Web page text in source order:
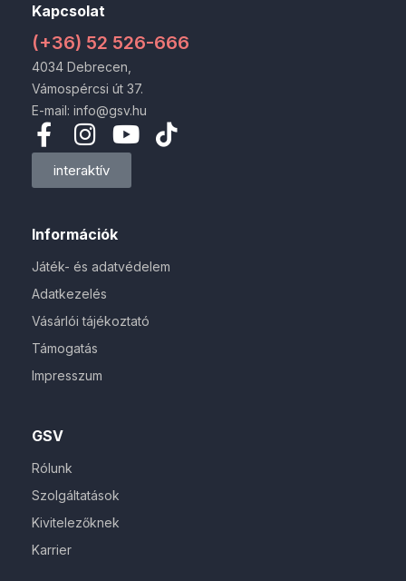
GSV
Rólunk
Szolgáltatások
Kivitelezőknek
Karrier
Információk
Játék- és adatvédelem
Adatkezelés
Vásárlói tájékoztató
Támogatás
Impresszum
Kapcsolat
(+36) 52 526-666
4034 Debrecen,
Vámospércsi út 37.
E-mail: info@gsv.hu
interaktív